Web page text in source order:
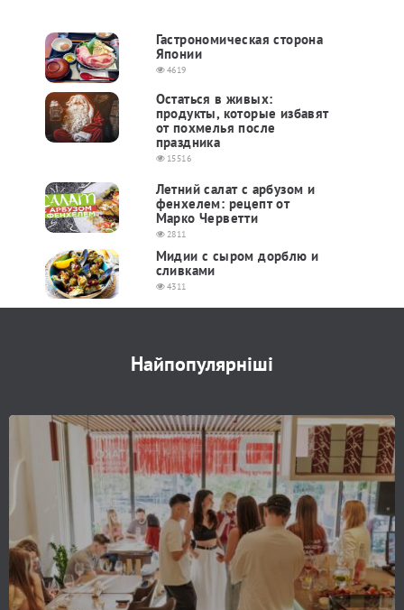
Гастрономическая сторона
Японии
4619
Остаться в живых:
продукты, которые избавят
от похмелья после
праздника
15516
Летний салат с арбузом и
фенхелем: рецепт от
Марко Черветти
2811
Мидии с сыром дорблю и
сливками
4311
Найпопулярніші